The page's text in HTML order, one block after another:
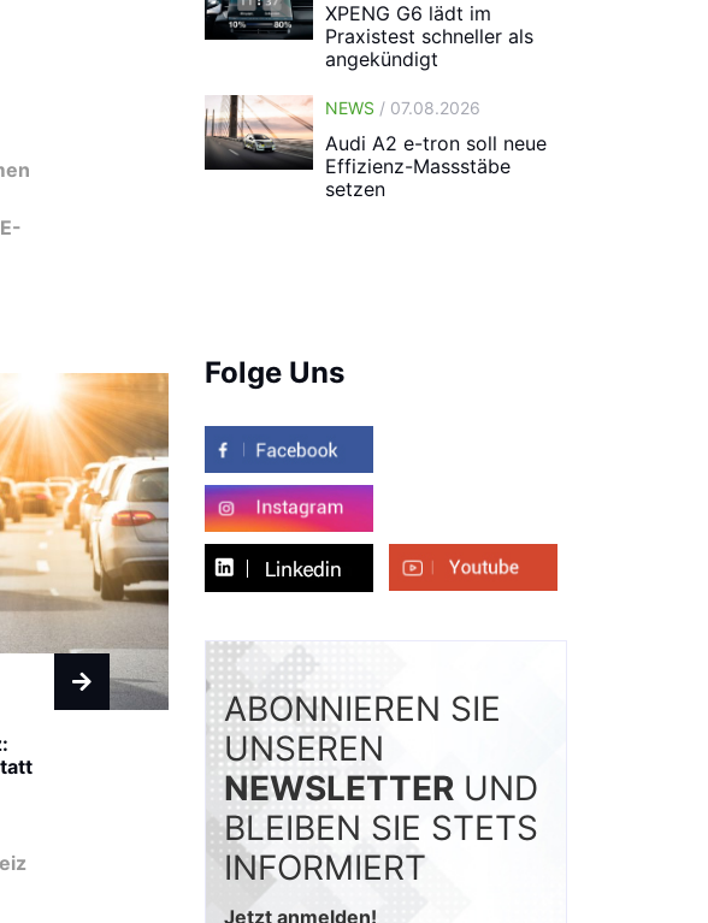
XPENG G6 lädt im
Praxistest schneller als
angekündigt
NEWS / 07.08.2026
Audi A2 e-tron soll neue
Effizienz-Massstäbe
setzen
Folge Uns
ABONNIEREN SIE
UNSEREN
NEWSLETTER UND
BLEIBEN SIE STETS
INFORMIERT
Jetzt anmelden!